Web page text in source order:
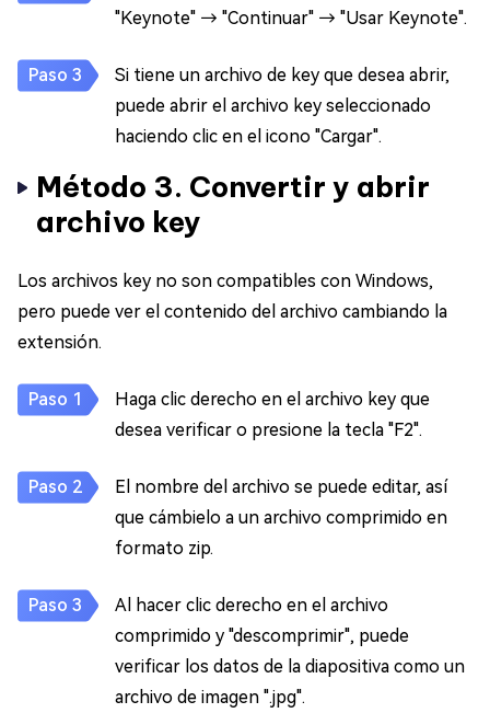
"Keynote" → "Continuar" → "Usar Keynote".
Si tiene un archivo de key que desea abrir,
puede abrir el archivo key seleccionado
haciendo clic en el icono "Cargar".
Método 3. Convertir y abrir
archivo key
Los archivos key no son compatibles con Windows,
pero puede ver el contenido del archivo cambiando la
extensión.
Haga clic derecho en el archivo key que
desea verificar o presione la tecla "F2".
El nombre del archivo se puede editar, así
que cámbielo a un archivo comprimido en
formato zip.
Al hacer clic derecho en el archivo
comprimido y "descomprimir", puede
verificar los datos de la diapositiva como un
archivo de imagen ".jpg".